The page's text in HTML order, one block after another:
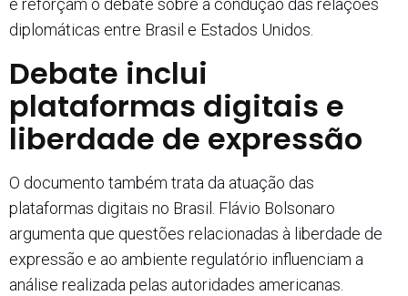
e reforçam o debate sobre a condução das relações
diplomáticas entre Brasil e Estados Unidos.
Debate inclui
plataformas digitais e
liberdade de expressão
O documento também trata da atuação das
plataformas digitais no Brasil. Flávio Bolsonaro
argumenta que questões relacionadas à liberdade de
expressão e ao ambiente regulatório influenciam a
análise realizada pelas autoridades americanas.